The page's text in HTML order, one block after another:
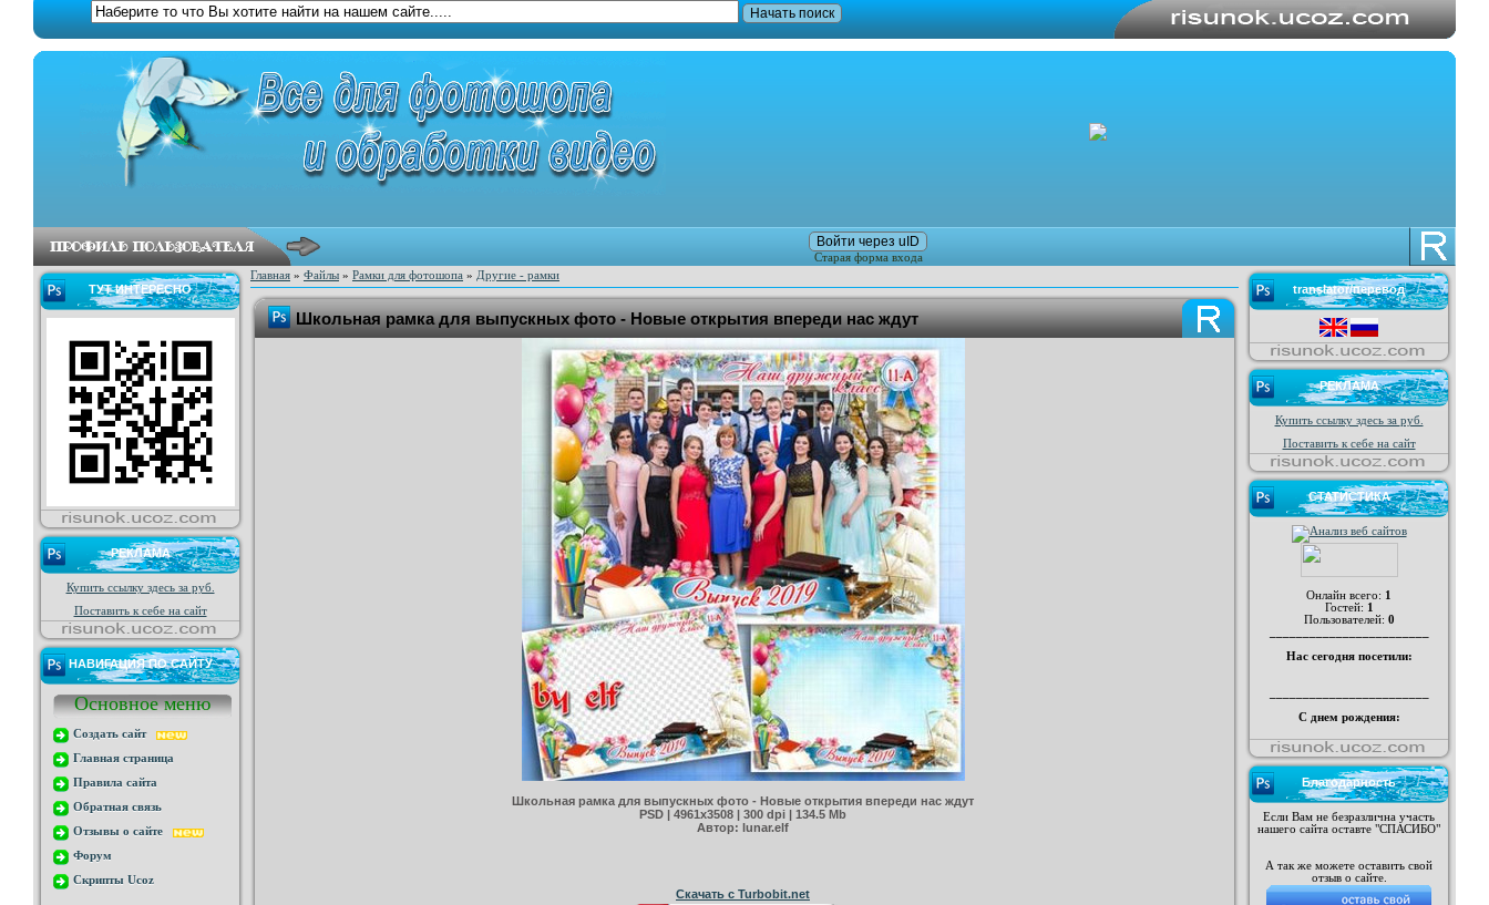
Войти через uID
Старая форма входа
ТУТ ИНТЕРЕСНО
РЕКЛАМА
Купить ссылку здесь за руб.
Поставить к себе на сайт
НАВИГАЦИЯ ПО САЙТУ
Основное меню
Создать сайт
Главная страница
Правила сайта
Обратная связь
Отзывы о сайте
Форум
Скрипты Ucoz
Главная » Файлы » Рамки для фотошопа » Другие - рамки
Школьная рамка для выпускных фото - Новые открытия впереди нас ждут
Школьная рамка для выпускных фото - Новые открытия впереди нас ждут
PSD | 4961х3508 | 300 dpi | 134.5 Mb
Автор: lunar.elf
Скачать с Turbobit.net
translator/перевод
РЕКЛАМА
Купить ссылку здесь за руб.
Поставить к себе на сайт
СТАТИСТИКА
Онлайн всего: 1
Гостей: 1
Пользователей: 0
Нас сегодня посетили:
С днем рождения:
Благодарность
Если Вам не безразлична участь
нашего сайта оставте "СПАСИБО"
А так же можете оставить свой
отзыв о сайте.